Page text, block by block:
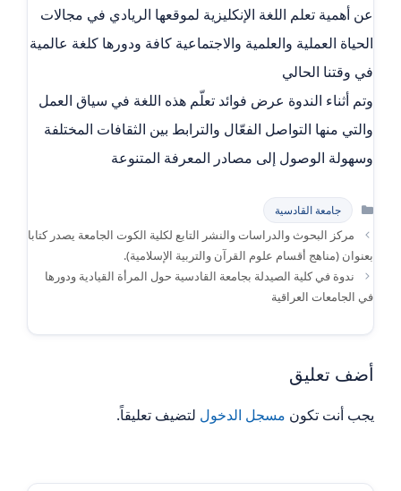
عن أهمية تعلم اللغة الإنكليزية لموقعها الريادي في مجالات
الحياة العملية والعلمية والاجتماعية كافة ودورها كلغة عالمية
في وقتنا الحالي
وتم أثناء الندوة عرض فوائد تعلّم هذه اللغة في سياق العمل
والتي منها التواصل الفعّال والترابط بين الثقافات المختلفة
وسهولة الوصول إلى مصادر المعرفة المتنوعة
التصنيفات
جامعة القادسية
مركز البحوث والدراسات والنشر التابع لكلية الكوت الجامعة يصدر كتابا
بعنوان (مناهج أقسام علوم القرآن والتربية الإسلامية).
ندوة في كلية الصيدلة بجامعة القادسية حول المرأة القيادية ودورها
في الجامعات العراقية
أضف تعليق
يجب أنت تكون مسجل الدخول لتضيف تعليقاً.